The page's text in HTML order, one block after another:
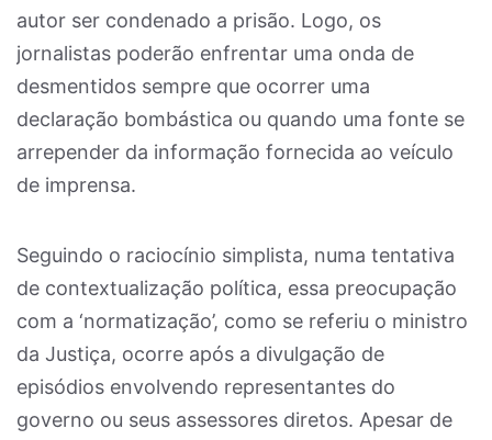
autor ser condenado a prisão. Logo, os
jornalistas poderão enfrentar uma onda de
desmentidos sempre que ocorrer uma
declaração bombástica ou quando uma fonte se
arrepender da informação fornecida ao veículo
de imprensa.
Seguindo o raciocínio simplista, numa tentativa
de contextualização política, essa preocupação
com a ‘normatização’, como se referiu o ministro
da Justiça, ocorre após a divulgação de
episódios envolvendo representantes do
governo ou seus assessores diretos. Apesar de